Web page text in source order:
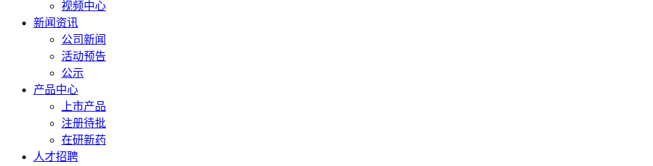
视频中心
新闻资讯
公司新闻
活动预告
公示
产品中心
上市产品
注册待批
在研新药
人才招聘